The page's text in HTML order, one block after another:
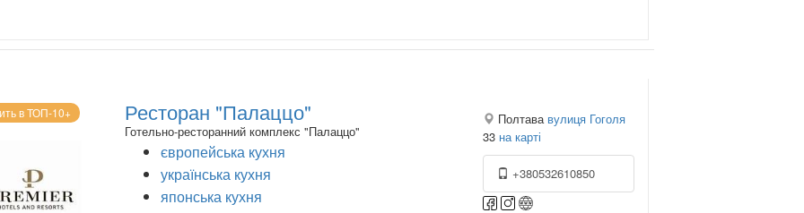
в ТОП-10+ Ресторан "Палаццо"
Готельно-ресторанний комплекс "Палаццо"
європейська кухня
українська кухня
японська кухня
Полтава вулиця Гоголя
33 на карті
+380532610850